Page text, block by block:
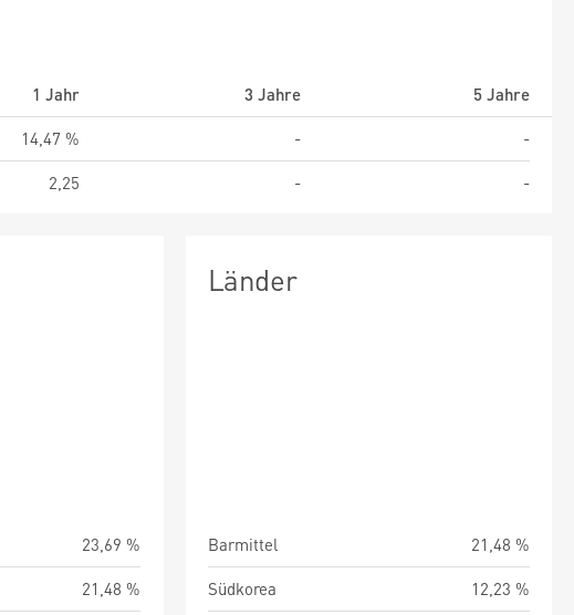
1 Jahr 3 Jahre
5 Jahre
14,47 % -
-
2,25 - -
23,69 %
21,48 %
Länder
Barmittel
21,48 %
Südkorea
12,23 %